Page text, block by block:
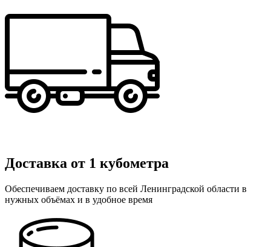
Доставка от 1 кубометра
Обеспечиваем доставку по всей Ленинградской области в
нужных объёмах и в удобное время